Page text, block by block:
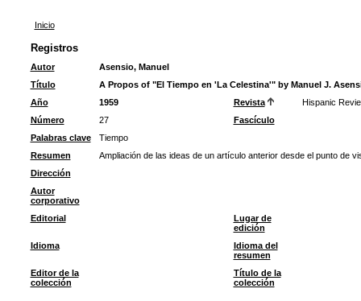
Inicio
Registros
Autor
Asensio, Manuel
Título
A Propos of "El Tiempo en 'La Celestina'" by Manuel J.
Año
1959 Revista
Hispanic
Número
27
Fascículo
Palabras clave
Tiempo
Resumen
Ampliación de las ideas de un artículo anterior desde el punto de
Dirección
Autor
corporativo
Editorial
Lugar de
edición
Idioma
Idioma del
resumen
Editor de la
colección
Título de la
colección